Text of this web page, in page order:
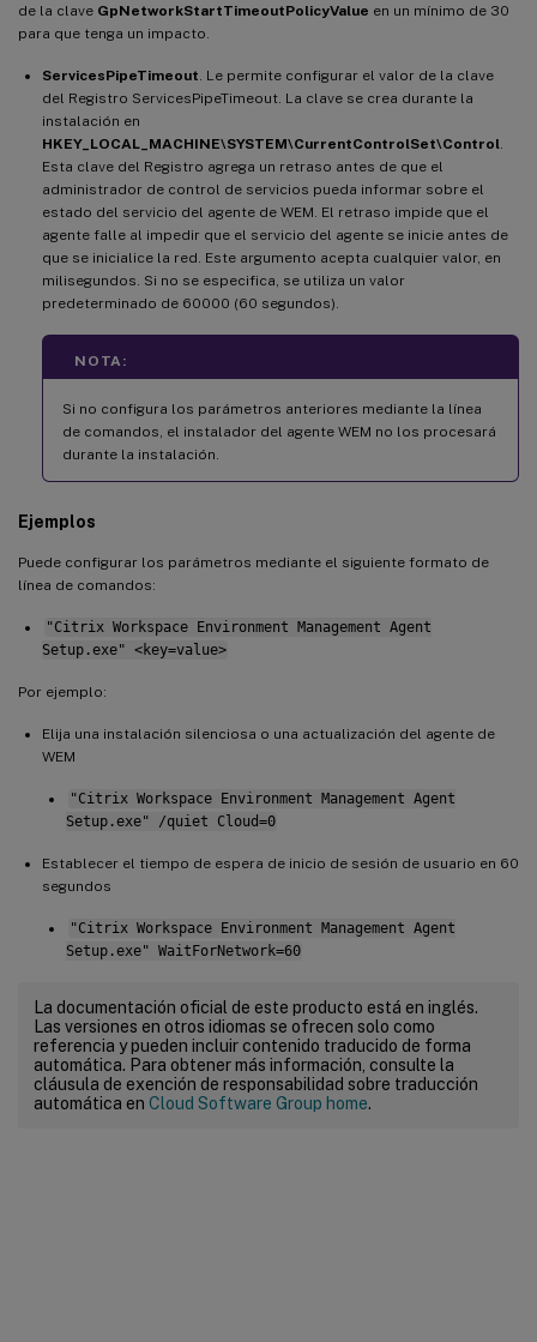
de la clave GpNetworkStartTimeoutPolicyValue en un mínimo de 30
para que tenga un impacto.
ServicesPipeTimeout . Le permite configurar el valor de la clave
del Registro ServicesPipeTimeout. La clave se crea durante la
instalación en
HKEY_LOCAL_MACHINE\SYSTEM\CurrentControlSet\Control
Esta clave del Registro agrega un retraso antes de que el
administrador de control de servicios pueda informar sobre el
estado del servicio del agente de WEM. El retraso impide que el
agente falle al impedir que el servicio del agente se inicie antes de
que se inicialice la red. Este argumento acepta cualquier valor, en
milisegundos. Si no se especifica, se utiliza un valor
predeterminado de 60000 (60 segundos).
NOTA:
Si no configura los parámetros anteriores mediante la línea
de comandos, el instalador del agente WEM no los procesará
durante la instalación.
Ejemplos
Puede configurar los parámetros mediante el siguiente formato de
línea de comandos:
"Citrix Workspace Environment Management Agent
Setup.exe" <key=value>
Por ejemplo:
Elija una instalación silenciosa o una actualización del agente de
WEM
"Citrix Workspace Environment Management Agent
Setup.exe" /quiet Cloud=0
Establecer el tiempo de espera de inicio de sesión de usuario en 60
segundos
"Citrix Workspace Environment Management Agent
Setup.exe" WaitForNetwork=60
La documentación oficial de este producto está en inglés.
Las versiones en otros idiomas se ofrecen solo como
referencia y pueden incluir contenido traducido de forma
automática. Para obtener más información, consulte la
cláusula de exención de responsabilidad sobre traducción
automática en Cloud Software Group home.